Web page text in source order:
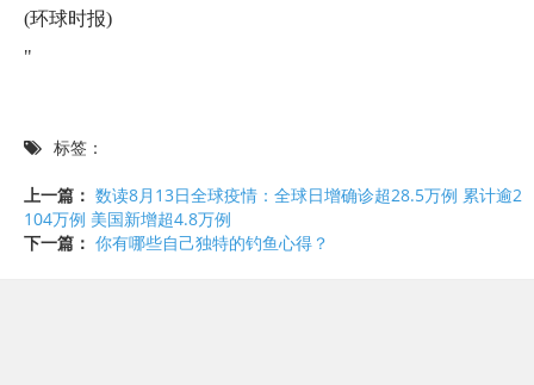
(环球时报)
"
标签：
上一篇： 数读8月13日全球疫情：全球日增确诊超28.5万例 累计逾2
104万例 美国新增超4.8万例
下一篇： 你有哪些自己独特的钓鱼心得？